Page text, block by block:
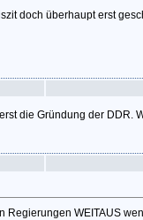
doch überhaupt erst
die Gründung der DDR.
Regierungen WEITAUS